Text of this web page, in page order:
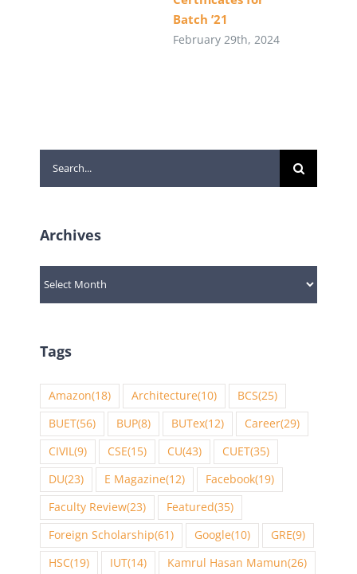
Batch ’21
February 29th, 2024
Search
for:
Archives
Archives
Tags
Amazon(18) Architecture(10) BCS(25)
BUET(56) BUP(8) BUTex(12) Career(29)
CIVIL(9) CSE(15) CU(43) CUET(35)
DU(23) E Magazine(12) Facebook(19)
Faculty Review(23) Featured(35)
Foreign Scholarship(61) Google(10) GRE(9)
HSC(19) IUT(14) Kamrul Hasan Mamun(26)